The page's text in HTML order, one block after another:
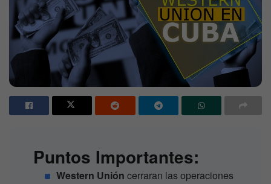
Puntos Importantes:
Western Unión cerraran las operaciones